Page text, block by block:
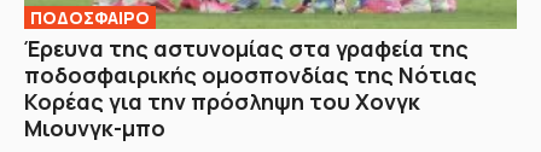
ΠΟΔΟΣΦΑΙΡΟ
Έρευνα της αστυνομίας στα γραφεία της
ποδοσφαιρικής ομοσπονδίας της Νότιας
Κορέας για την πρόσληψη του Χονγκ
Μιουνγκ-μπο